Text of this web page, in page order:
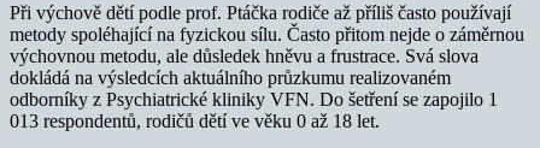
Při výchově dětí podle prof. Ptáčka rodiče až příliš často používají
metody spoléhající na fyzickou sílu. Často přitom nejde o záměrnou
výchovnou metodu, ale důsledek hněvu a frustrace. Svá slova
dokládá na výsledcích aktuálního průzkumu realizovaném
odborníky z Psychiatrické kliniky VFN. Do šetření se zapojilo 1
013 respondentů, rodičů dětí ve věku 0 až 18 let.